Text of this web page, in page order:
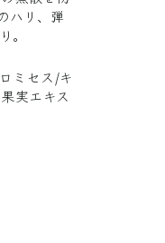
ハリ、弾
ミセス/キ
実エキス